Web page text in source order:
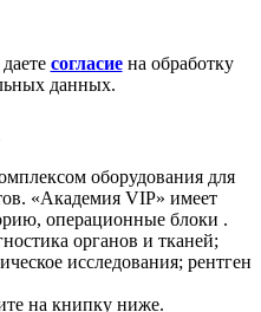
согласиена обработку
данных.
оборудования для
«Академия VIP» имеет
операционные блоки .
органов и тканей;
исследования; рентген
на книпку ниже.